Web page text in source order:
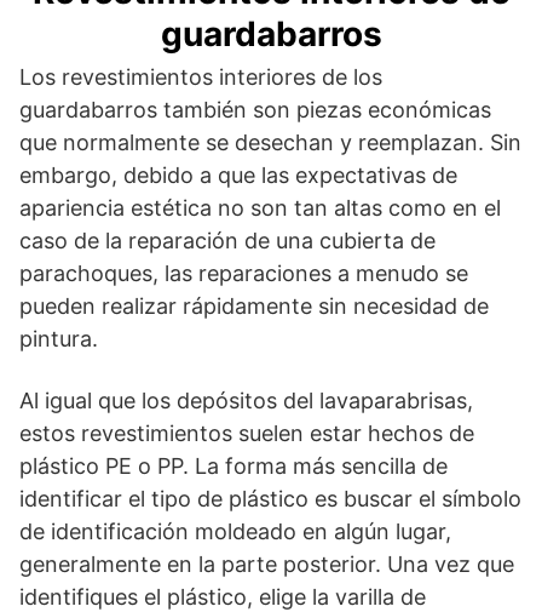
guardabarros
Los revestimientos interiores de los
guardabarros también son piezas económicas
que normalmente se desechan y reemplazan. Sin
embargo, debido a que las expectativas de
apariencia estética no son tan altas como en el
caso de la reparación de una cubierta de
parachoques, las reparaciones a menudo se
pueden realizar rápidamente sin necesidad de
pintura.
Al igual que los depósitos del lavaparabrisas,
estos revestimientos suelen estar hechos de
plástico PE o PP. La forma más sencilla de
identificar el tipo de plástico es buscar el símbolo
de identificación moldeado en algún lugar,
generalmente en la parte posterior. Una vez que
identifiques el plástico, elige la varilla de